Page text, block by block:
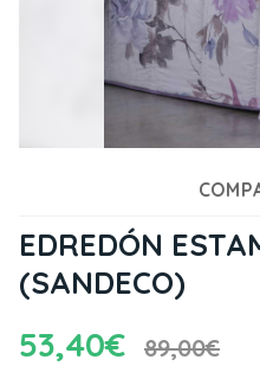
EDREDÓN
(SANDECO)
53,40€ 89,00€